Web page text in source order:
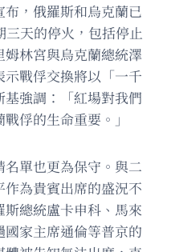
，俄羅斯和烏克蘭已
三天的停火，包括停止
林宮與烏克蘭總統澤
戰俘交換將以「一千
強調：「紅場對我們
俘的生命重要。」
單也更為保守。與二
為貴賓出席的盛況不
總統盧卡申科、馬來
家主席通倫等普京的